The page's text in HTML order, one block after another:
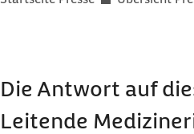
Die Antwort auf
Leitende